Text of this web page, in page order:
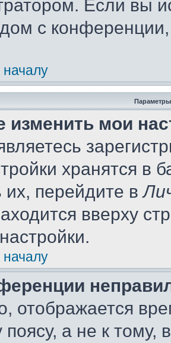
Если вы
с
началу
Параметры
изменить мои
хранятся в
их, перейдите в
вверху
началу
отображается
поясу, а не к тому,